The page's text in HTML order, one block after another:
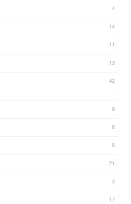
4
14
11
13
42
8
8
8
21
3
17